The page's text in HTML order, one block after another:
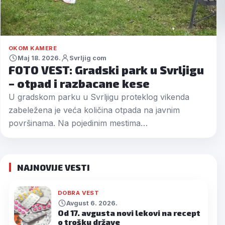
OKOM KAMERE
Maj 18. 2026. Svrljig com
FOTO VEST: Gradski park u Svrljigu
– otpad i razbacane kese
U gradskom parku u Svrljigu proteklog vikenda
zabeležena je veća količina otpada na javnim
površinama. Na pojedinim mestima…
NAJNOVIJE VESTI
DOBRA VEST
Avgust 6. 2026.
Od 17. avgusta novi lekovi na recept
o trošku države